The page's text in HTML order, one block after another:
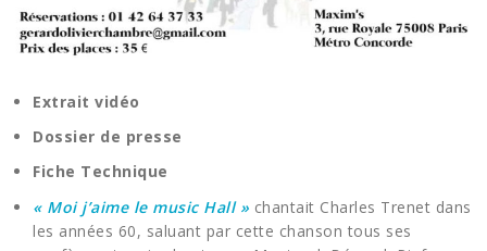
Extrait vidéo
Dossier de presse
Fiche Technique
« Moi j’aime le music Hall » chantait Charles Trenet dans
les années 60, saluant par cette chanson tous ses